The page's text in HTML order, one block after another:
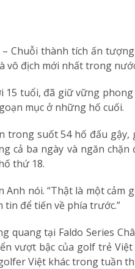
Chuỗi thành tích ấn tượng
vô địch mới nhất trong
tuổi, đã giữ vững
mục ở những hố cuối.
suốt 54 hố đấu gậy,
cả ba ngày và ngăn
thứ 18.
nói. “Thật là một
tin để tiến về phía trước.”
tại Faldo Series
vượt bậc của golf trẻ
Việt khác trong tuần